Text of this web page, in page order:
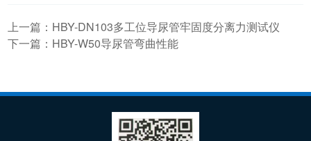
上一篇： HBY-DN103多工位导尿管牢固度分离力测试仪
下一篇： HBY-W50导尿管弯曲性能